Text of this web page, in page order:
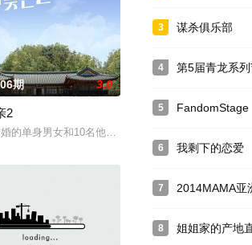
察真人秀。
期 3.0
2
的单身男女和10名他们的母亲一起合住了6天5夜，为
3 谋杀俱乐部
4 第5届青龙系
5 FandomStage
6 我剩下的恋爱
7 2014MAMA亚
8 姐姐家的产地